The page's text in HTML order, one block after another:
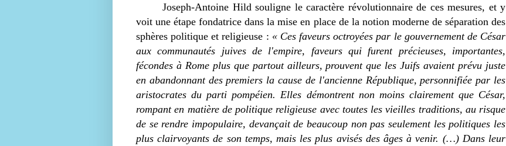
Joseph-Antoine Hild souligne le caractère révolutionnaire de ces mesures, et y
voit une étape fondatrice dans la mise en place de la notion moderne de séparation des
sphères politique et religieuse : « Ces faveurs octroyées par le gouvernement de César
aux communautés juives de l'empire, faveurs qui furent précieuses, importantes,
fécondes à Rome plus que partout ailleurs, prouvent que les Juifs avaient prévu juste
en abandonnant des premiers la cause de l'ancienne République, personnifiée par les
aristocrates du parti pompéien. Elles démontrent non moins clairement que César,
rompant en matière de politique religieuse avec toutes les vieilles traditions, au risque
de se rendre impopulaire, devançait de beaucoup non pas seulement les politiques les
plus clairvoyants de son temps, mais les plus avisés des âges à venir. (…) Dans leur